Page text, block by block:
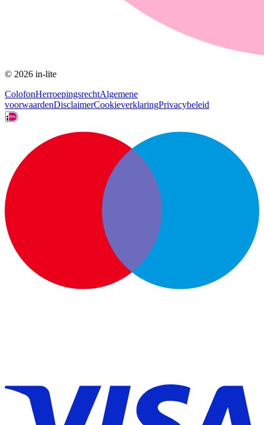
© 2026 in-lite
ColofonHerroepingsrechtAlgemene
voorwaardenDisclaimerCookieverklaringPrivacybeleid